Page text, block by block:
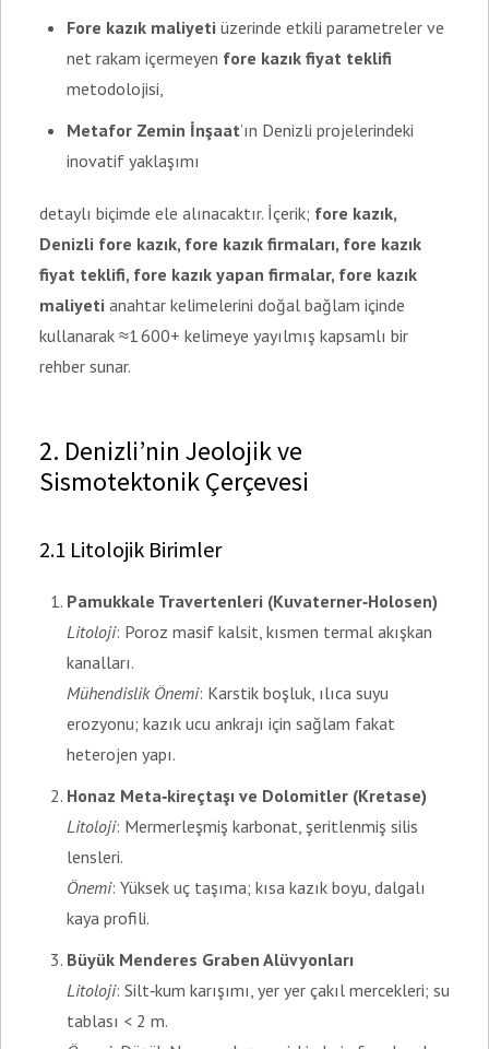
Fore kazık maliyeti üzerinde etkili parametreler ve
net rakam içermeyen fore kazık fiyat teklifi
metodolojisi,
Metafor Zemin İnşaat’ın Denizli projelerindeki
inovatif yaklaşımı
detaylı biçimde ele alınacaktır. İçerik; fore kazık,
Denizli fore kazık, fore kazık firmaları, fore kazık
fiyat teklifi, fore kazık yapan firmalar, fore kazık
maliyeti anahtar kelimelerini doğal bağlam içinde
kullanarak ≈1 600+ kelimeye yayılmış kapsamlı bir
rehber sunar.
2. Denizli’nin Jeolojik ve
Sismotektonik Çerçevesi
2.1 Litolojik Birimler
Pamukkale Travertenleri (Kuvaterner‑Holosen)
Litoloji: Poroz masif kalsit, kısmen termal akışkan
kanalları.
Mühendislik Önemi: Karstik boşluk, ılıca suyu
erozyonu; kazık ucu ankrajı için sağlam fakat
heterojen yapı.
Honaz Meta‑kireçtaşı ve Dolomitler (Kretase)
Litoloji: Mermerleşmiş karbonat, şeritlenmiş silis
lensleri.
Önemi: Yüksek uç taşıma; kısa kazık boyu, dalgalı
kaya profili.
Büyük Menderes Graben Alüvyonları
Litoloji: Silt‑kum karışımı, yer yer çakıl mercekleri; su
tablası < 2 m.